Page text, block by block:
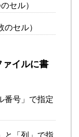
セル）
セル）
イルに書
番号」で指定
と「列」で指